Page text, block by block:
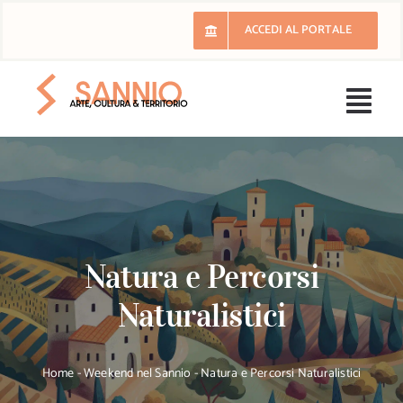
ACCEDI AL PORTALE
Il
Natura e Percorsi
Naturalistici
Home-Weekend nel Sannio-Natura e Percorsi Naturalistici